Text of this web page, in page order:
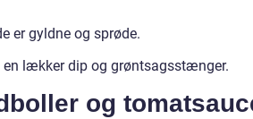
er gyldne og sprøde.
lækker dip og grøntsagsstænger.
og